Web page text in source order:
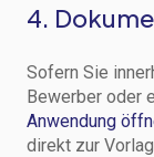
4.
Sofern Sie
Bewerber oder
Anwendung
direkt zur